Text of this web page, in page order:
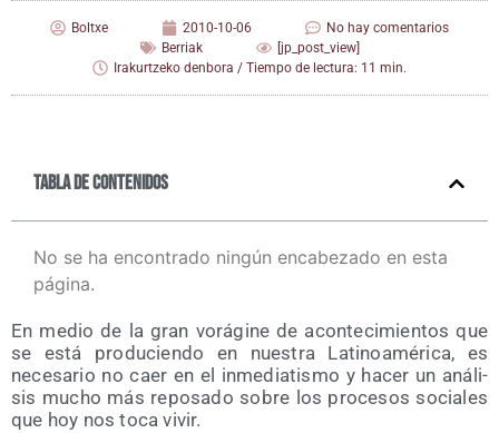
Boltxe 2010-10-06
No hay comentarios
Berriak
[jp_post_view]
Irakurtzeko denbora / Tiempo de lectura: 11 min.
Tabla de contenidos
No se ha encontrado ningún encabezado en esta
página.
En medio de la gran vorá­gi­ne de acon­te­ci­mien­tos que
se está pro­du­cien­do en nues­tra Lati­noa­mé­ri­ca, es
nece­sa­rio no caer en el inme­dia­tis­mo y hacer un aná­li­
sis mucho más repo­sa­do sobre los pro­ce­sos socia­les
que hoy nos toca vivir.